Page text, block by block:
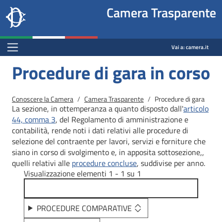
Salta al contenuto principale
Salta al menu di navigazione
Site
header
block
Camera dei deputati
Camera Trasparente
Menu Bar block
Vai a:camera.it
Procedure di gara in corso
Briciole di pane
Conoscere la Camera Camera Trasparente Procedure di gara
La sezione, in ottemperanza a quanto disposto dall'articolo
44, comma 3, del Regolamento di amministrazione e
contabilità, rende noti i dati relativi alle procedure di
selezione del contraente per lavori, servizi e forniture che
siano in corso di svolgimento e, in apposita sottosezione,,
quelli relativi alle procedure concluse, suddivise per anno.
Visualizzazione elementi 1 - 1 su 1
PROCEDURE COMPARATIVE
Fine pagina
Salta al contenuto principale
Salta al menu di navigazione
Vai a inizio pagina